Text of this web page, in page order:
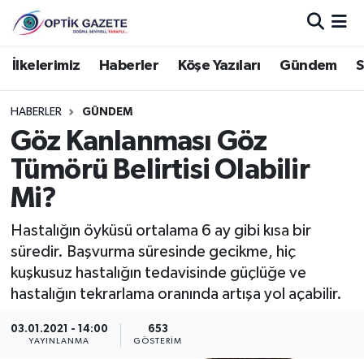
İlkelerimiz Haberler Köşe Yazıları Gündem
HABERLER GÜNDEM
Göz Kanlanması Göz
Tümörü Belirtisi Olabilir
Mi?
Hastalığın öyküsü ortalama 6 ay gibi kısa bir
süredir. Başvurma süresinde gecikme, hiç
kuşkusuz hastalığın tedavisinde güçlüğe ve
hastalığın tekrarlama oranında artışa yol açabilir.
03.01.2021 - 14:00
YAYINLANMA
653
GÖSTERIM
Nöbetçi Eczaneler
Hava Durumu
İstanbul Namaz Vakitleri
Trafik Durumu
Süper Lig Puan Durumu ve Fikstür
Tüm Manşetler
Haber Arşivi